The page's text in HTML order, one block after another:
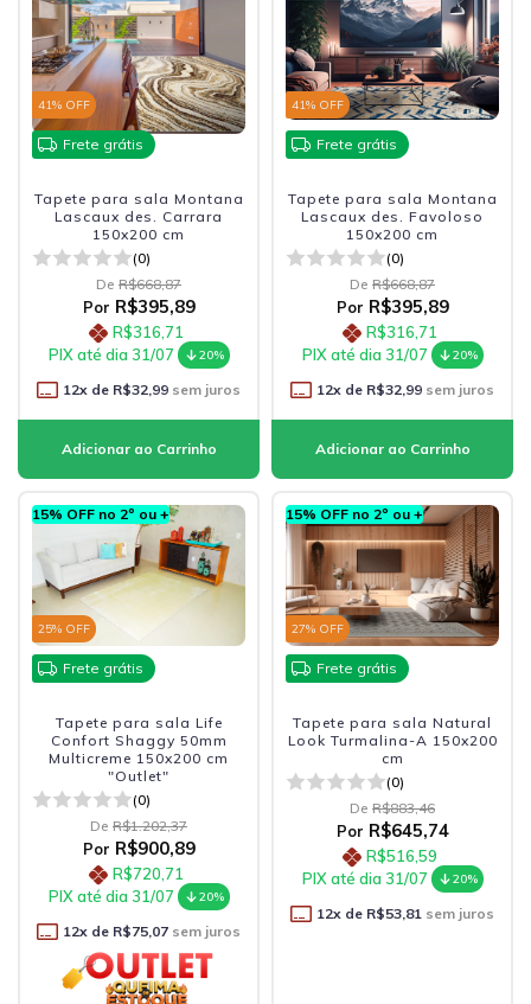
41% OFF
Frete grátis
Tapete para sala Montana
Lascaux des. Carrara
150x200 cm
(0)
De R$668,87
Por R$395,89
R$316,71
PIX até dia 31/07
20%
12x de R$32,99 sem juros
41% OFF
Frete grátis
Tapete para sala Montana
Lascaux des. Favoloso
150x200 cm
(0)
De R$668,87
Por R$395,89
R$316,71
PIX até dia 31/07
20%
12x de R$32,99 sem juros
15% OFF no 2º ou +
25% OFF
Frete grátis
Tapete para sala Life
Confort Shaggy 50mm
Multicreme 150x200 cm
"Outlet"
(0)
De R$1.202,37
Por R$900,89
R$720,71
PIX até dia 31/07
20%
12x de R$75,07 sem juros
15% OFF no 2º ou +
27% OFF
Frete grátis
Tapete para sala Natural
Look Turmalina-A 150x200
cm
(0)
De R$883,46
Por R$645,74
R$516,59
PIX até dia 31/07
20%
12x de R$53,81 sem juros